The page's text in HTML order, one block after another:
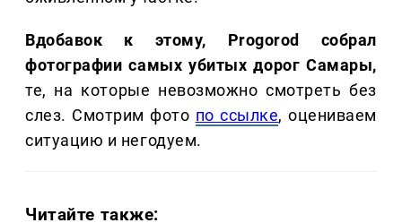
Вдобавок к этому, Progorod собрал
фотографии самых убитых дорог Самары,
те, на которые невозможно смотреть без
слез. Смотрим фото по ссылке, оцениваем
ситуацию и негодуем.
Читайте также: